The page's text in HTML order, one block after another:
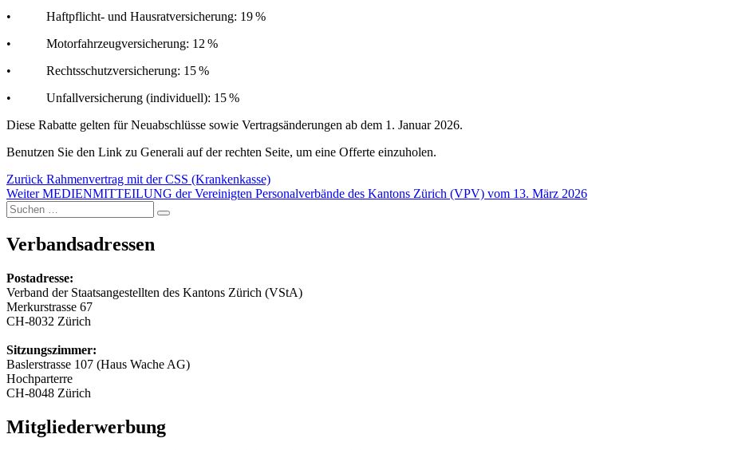
• Haftpflicht- und Hausratversicherung: 19 %
• Motorfahrzeugversicherung: 12 %
• Rechtsschutzversicherung: 15 %
• Unfallversicherung (individuell): 15 %
Diese Rabatte gelten für Neuabschlüsse sowie Vertragsänderungen ab dem 1. Januar 2026.
Benutzen Sie den Link zu Generali auf der rechten Seite, um eine Offerte einzuholen.
Zurück Vorheriger
Beitrag:
Rahmenvertrag mit der CSS (Krankenkasse)
Weiter Nächster
Beitrag:
MEDIENMITTEILUNG der Vereinigten Personalverbände des Kantons Zürich (VPV) vom 13. März 2026
Suchen
nach:
Suchen
Verbandsadressen
Postadresse:
Verband der Staatsangestellten des Kantons Zürich (VStA)
Merkurstrasse 67
CH-8032 Zürich
Sitzungszimmer:
Baslerstrasse 107 (Haus Wache AG)
Hochparterre
CH-8048 Zürich
Mitgliederwerbung